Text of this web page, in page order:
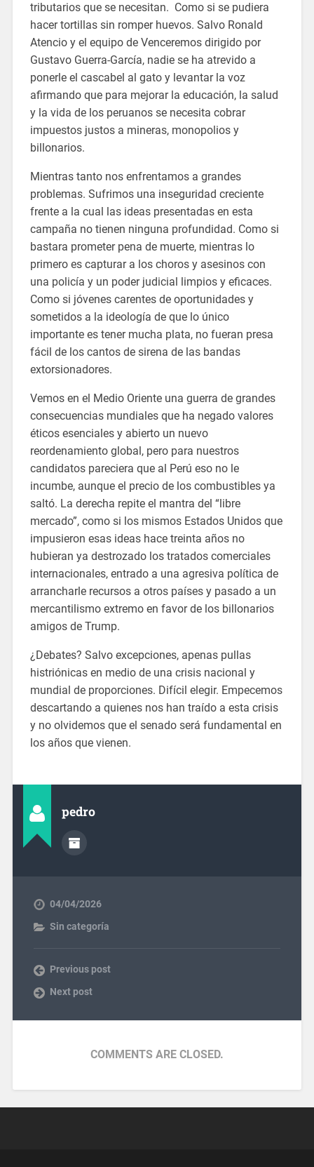
tributarios que se necesitan. Como si se pudiera
hacer tortillas sin romper huevos. Salvo Ronald
Atencio y el equipo de Venceremos dirigido por
Gustavo Guerra-García, nadie se ha atrevido a
ponerle el cascabel al gato y levantar la voz
afirmando que para mejorar la educación, la salud
y la vida de los peruanos se necesita cobrar
impuestos justos a mineras, monopolios y
billonarios.
Mientras tanto nos enfrentamos a grandes
problemas. Sufrimos una inseguridad creciente
frente a la cual las ideas presentadas en esta
campaña no tienen ninguna profundidad. Como si
bastara prometer pena de muerte, mientras lo
primero es capturar a los choros y asesinos con
una policía y un poder judicial limpios y eficaces.
Como si jóvenes carentes de oportunidades y
sometidos a la ideología de que lo único
importante es tener mucha plata, no fueran presa
fácil de los cantos de sirena de las bandas
extorsionadores.
Vemos en el Medio Oriente una guerra de grandes
consecuencias mundiales que ha negado valores
éticos esenciales y abierto un nuevo
reordenamiento global, pero para nuestros
candidatos pareciera que al Perú eso no le
incumbe, aunque el precio de los combustibles ya
saltó. La derecha repite el mantra del “libre
mercado”, como si los mismos Estados Unidos que
impusieron esas ideas hace treinta años no
hubieran ya destrozado los tratados comerciales
internacionales, entrado a una agresiva política de
arrancharle recursos a otros países y pasado a un
mercantilismo extremo en favor de los billonarios
amigos de Trump.
¿Debates? Salvo excepciones, apenas pullas
histriónicas en medio de una crisis nacional y
mundial de proporciones. Difícil elegir. Empecemos
descartando a quienes nos han traído a esta crisis
y no olvidemos que el senado será fundamental en
los años que vienen.
pedro
04/04/2026
Sin categoría
Previous post
Next post
COMMENTS ARE CLOSED.